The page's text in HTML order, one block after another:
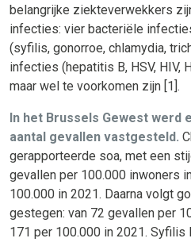
belangrijke ziekteverwekkers
infecties: vier bacteriële
(syfilis, gonorroe, chlamydia,
infecties (hepatitis B, HSV, HIV,
maar wel te voorkomen zijn [1].
In het Brussels Gewest werd
aantal gevallen vastgesteld.
gerapporteerde soa, met een
gevallen per 100.000 inwoners
100.000 in 2021. Daarna volgt
gestegen: van 72 gevallen per
171 per 100.000 in 2021. Syfilis